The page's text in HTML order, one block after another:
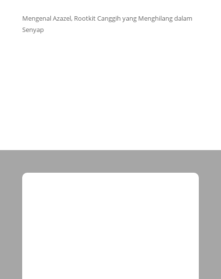
Mengenal Azazel, Rootkit Canggih yang Menghilang dalam
Senyap